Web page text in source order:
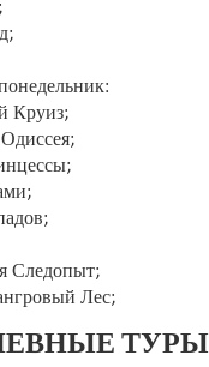
Круиз;
Следопыт;
Лес;
ТУРЫ